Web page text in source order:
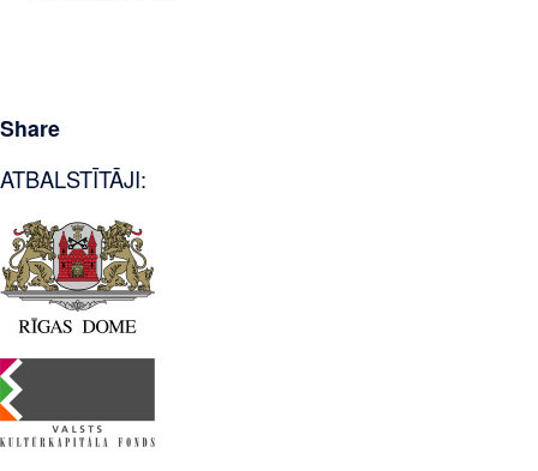
Share
ATBALSTĪTĀJI: